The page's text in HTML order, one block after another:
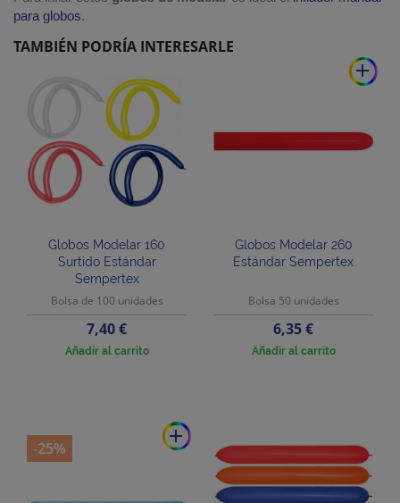
para globos.
TAMBIÉN PODRÍA INTERESARLE
Globos Modelar 160
Surtido Estándar
Sempertex
Bolsa de 100 unidades
Precio
7,40 €
Añadir al carrito
add
Globos Modelar 260
Estándar Sempertex
Bolsa 50 unidades
Precio
6,35 €
Añadir al carrito
add
-25%